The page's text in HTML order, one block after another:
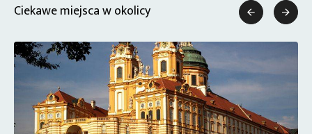
Ciekawe miejsca w okolicy  